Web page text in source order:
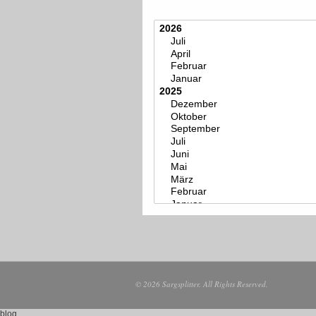
© 2026 Sargsplitter. All Rights Reserved.
blog